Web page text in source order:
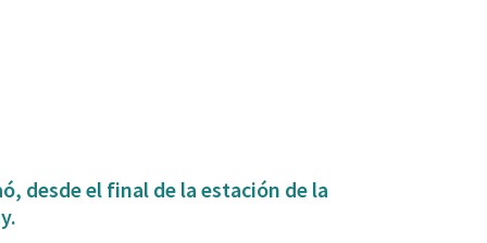
desde el final de la estación de la